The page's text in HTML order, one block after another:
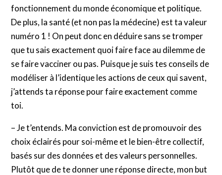
fonctionnement du monde économique et politique.
De plus, la santé (et non pas la médecine) est ta valeur
numéro 1 ! On peut donc en déduire sans se tromper
que tu sais exactement quoi faire face au dilemme de
se faire vacciner ou pas. Puisque je suis tes conseils de
modéliser à l’identique les actions de ceux qui savent,
j’attends ta réponse pour faire exactement comme
toi.
– Je t’entends. Ma conviction est de promouvoir des
choix éclairés pour soi-même et le bien-être collectif,
basés sur des données et des valeurs personnelles.
Plutôt que de te donner une réponse directe, mon but